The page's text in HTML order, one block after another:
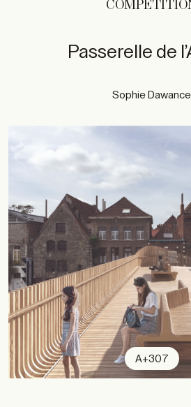
Passerelle de
Sophie Dawance
A+307